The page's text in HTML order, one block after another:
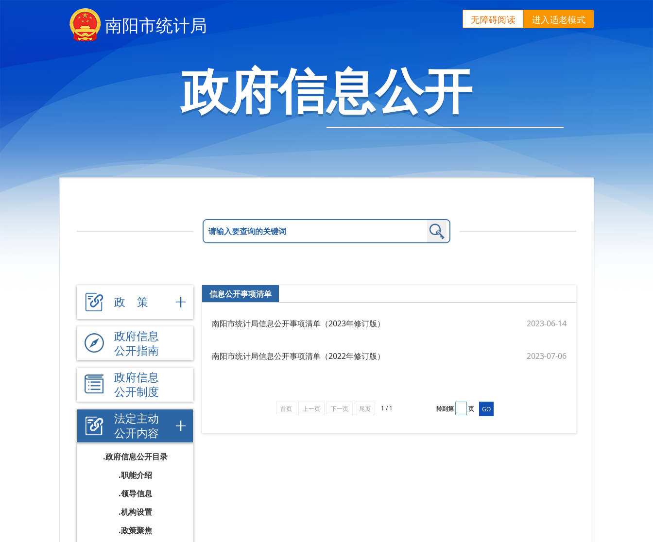
南阳市统计局 进入适老模式
无障碍阅读
政府信息公开
政 策
政府信息
公开指南
政府信息
公开制度
法定主动
公开内容
政府信息公开目录
职能介绍
领导信息
机构设置
政策聚焦
信息公开事项清单
南阳市统计局信息公开事项清单（2023年修订版） 2023-06-14
南阳市统计局信息公开事项清单（2022年修订版） 2023-07-06
首页 上一页 下一页 尾页 1 / 1 转到第 页